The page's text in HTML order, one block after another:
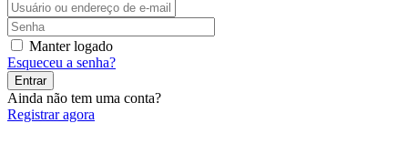
Manter logado
Esqueceu a senha?
Entrar
Ainda não tem uma conta?
Registrar agora